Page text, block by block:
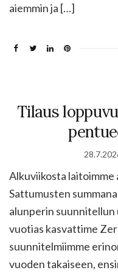
aiemmin ja […]
Tilaus
Alkuviikosta laitoimme
Sattumusten
alunperin suunnitellun
vuotias kasvattime
suunnitelmiimme
vuoden takaiseen,